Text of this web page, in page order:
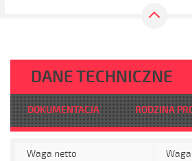
DANE TECHNICZNE
DOKUMENTACJA RODZINA
Waga netto